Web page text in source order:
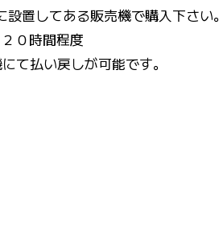
置してある販売機で購入下さい。
０時間程度
て払い戻しが可能です。